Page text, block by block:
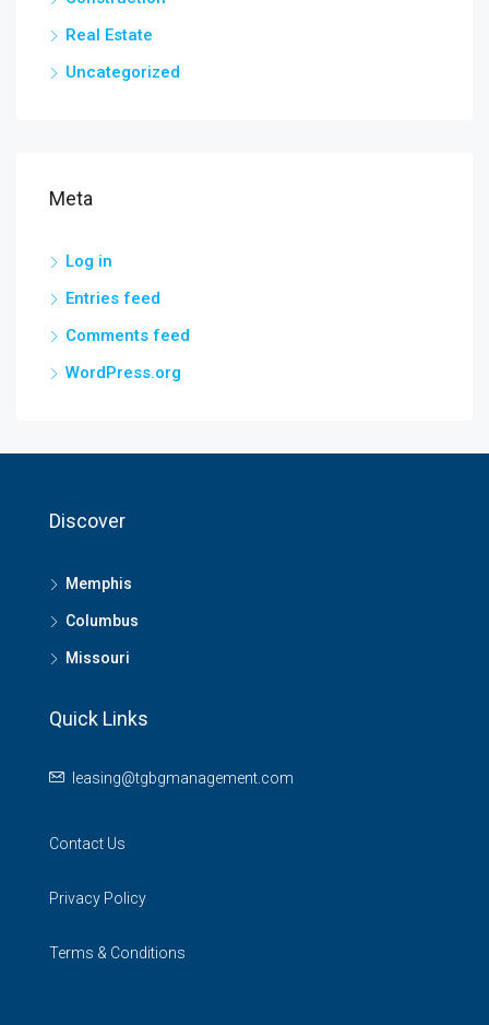
Real Estate
Uncategorized
Meta
Log in
Entries feed
Comments feed
WordPress.org
Discover
Memphis
Columbus
Missouri
Quick Links
leasing@tgbgmanagement.com
Contact Us
Privacy Policy
Terms & Conditions